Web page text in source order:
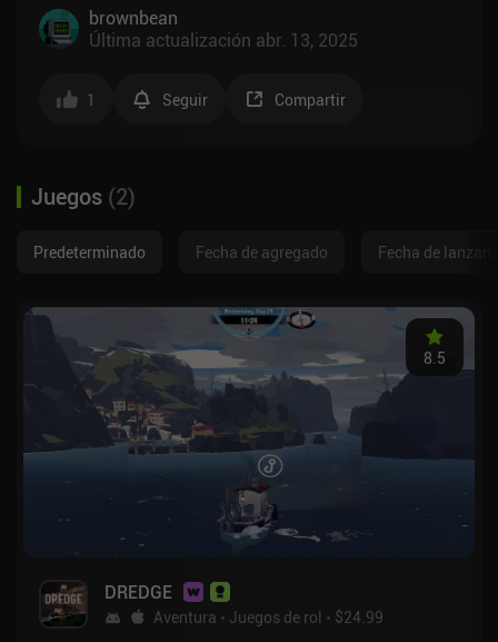
brownbean
Última actualización abr. 13, 2025
1 Seguir Compartir
Juegos (2)
Predeterminado Fecha de agregado Fecha de
DREDGE
Aventura Juegos de rol $24.99
8.5